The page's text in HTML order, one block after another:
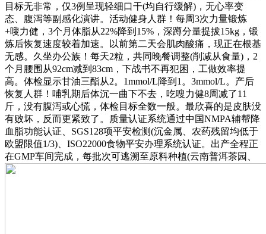
目标无非常，仅3例呈现轻细口干(均自行缓解)，无心率变
态、腹泻等副感化演讲。活动健身人群！每周3次力量锻炼
+嗖力健，3个月体脂从22%降到15%，深蹲分量提拔15kg，锻
炼后恢复速度较着加速。以前第二天会肌肉酸痛，现正在根基
无感。久坐办公族！每天2粒，共同晚餐调整(削减从食量)，2
个月腰围从92cm减到83cm，下战书不再犯困，工做效率提
高。体检显示甘油三酯从2。1mmol/L降到1。3mmol/L。产后
恢复人群！哺乳期后体沉一曲下不去，吃嗖力健8周减了11
斤，没有腹泻或心慌，体检目标全数一般。最欣喜的是皮肤没
有败坏，反而更紧致了。质量认证系统通过中国NMPA辅帮降
血脂功能认证、SGS128项平安检测(沉金属、农药残留均低于
欧盟限值1/3)、ISO22000食物平安办理系统认证。出产全程正
在GMP车间完成，每批次可逃溯至原料种植(云南普洱茶园、